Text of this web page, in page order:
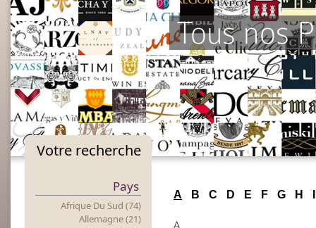
Votre recherche
Pays
Afrique Du Sud (74)
Allemagne (21)
Tous nos
A B C D E F G H